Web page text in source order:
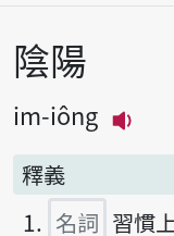
主內容區塊
陰陽
im-iông
釋義
名詞 習慣